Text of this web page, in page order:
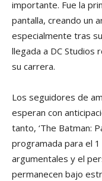
importante. Fue la
pantalla, creando un
especialmente tras
llegada a DC Studios
su carrera.
Los seguidores de
esperan con
tanto, ‘The Batman:
programada para el
argumentales y el
permanecen bajo